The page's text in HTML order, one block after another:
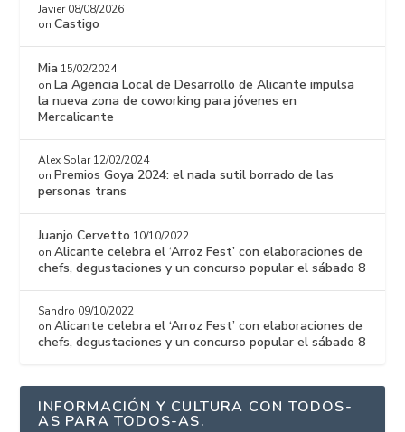
Javier 08/08/2026
onCastigo
Mia 15/02/2024
on La Agencia Local de Desarrollo de Alicante impulsa
la nueva zona de coworking para jóvenes en
Mercalicante
Alex Solar 12/02/2024
on Premios Goya 2024: el nada sutil borrado de las
personas trans
Juanjo Cervetto 10/10/2022
onAlicante celebra el ‘Arroz Fest’ con elaboraciones de
chefs, degustaciones y un concurso popular el sábado 8
Sandro 09/10/2022
onAlicante celebra el ‘Arroz Fest’ con elaboraciones de
chefs, degustaciones y un concurso popular el sábado 8
INFORMACIÓN Y CULTURA CON TODOS-
AS PARA TODOS-AS.